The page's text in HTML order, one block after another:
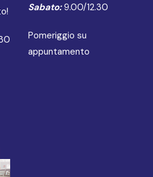
Sabato:9.00/12.30
Pomeriggio su
appuntamento